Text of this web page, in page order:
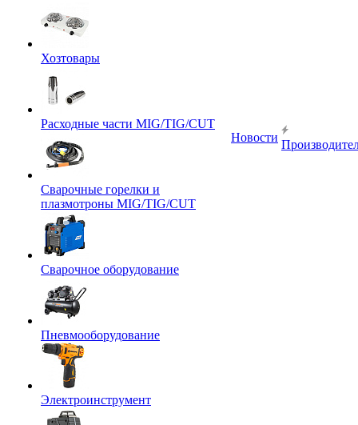
Хозтовары
Расходные части MIG/TIG/CUT
Сварочные горелки и
плазмотроны MIG/TIG/CUT
Сварочное оборудование
Пневмооборудование
Электроинструмент
Новости